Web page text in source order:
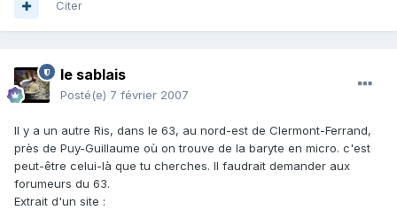
Citer
le sablais
Posté(e) 7 février 2007
Il y a un autre Ris, dans le 63, au nord-est de Clermont-Ferrand,
près de Puy-Guillaume où on trouve de la baryte en micro. c'est
peut-être celui-là que tu cherches. Il faudrait demander aux
forumeurs du 63.
Extrait d'un site :